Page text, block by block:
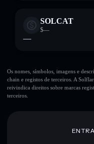
SOLCAT
$—
—
Os nomes, símbolos, imagens e
chain e registos de terceiros. A
reivindica direitos sobre marcas
terceiros.